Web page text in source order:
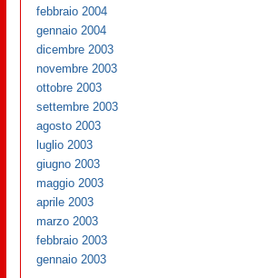
febbraio 2004
gennaio 2004
dicembre 2003
novembre 2003
ottobre 2003
settembre 2003
agosto 2003
luglio 2003
giugno 2003
maggio 2003
aprile 2003
marzo 2003
febbraio 2003
gennaio 2003